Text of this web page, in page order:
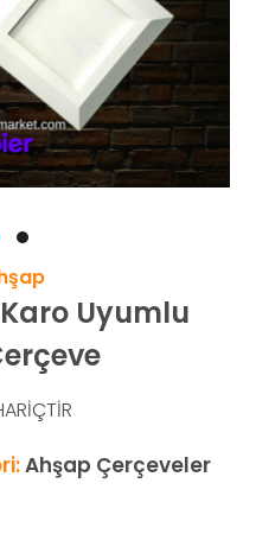
Uyumlu
Ahşap Çerçeveler